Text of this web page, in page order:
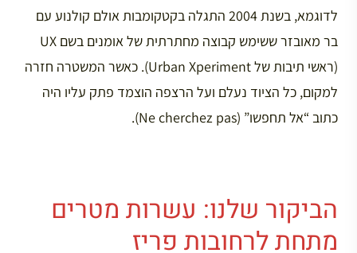
לדוגמא, בשנת 2004 התגלה בקטקומבות אולם קולנוע עם
בר מאובזר ששימש קבוצה מחתרתית של אומנים בשם UX
(ראשי תיבות של Urban Xperiment). כאשר המשטרה חזרה
למקום, כל הציוד נעלם ועל הרצפה הוצמד פתק עליו היה
כתוב “אל תחפשו” (Ne cherchez pas).
הביקור שלנו: עשרות מטרים
מתחת לרחובות פריז